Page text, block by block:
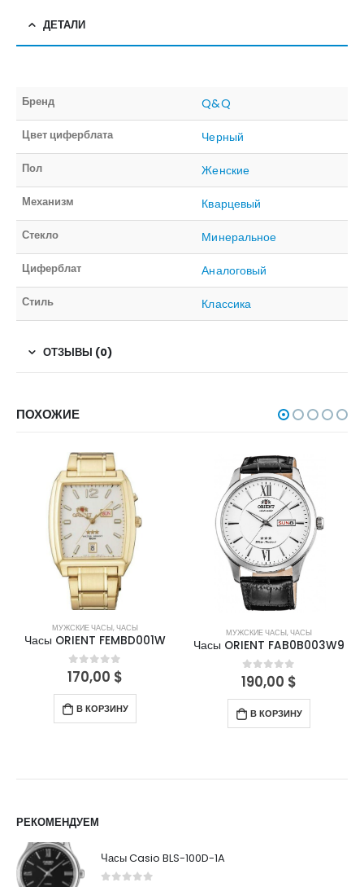
ДЕТАЛИ
Бренд Q&Q
Цвет циферблата Черный
Пол Женские
Механизм Кварцевый
Стекло Минеральное
Циферблат Аналоговый
Стиль Классика
ОТЗЫВЫ (0)
ПОХОЖИЕ
МУЖСКИЕ ЧАСЫ,ЧАСЫ
Часы ORIENT FEMBD001W
0out of 5
170,00 $
В КОРЗИНУ
МУЖСКИЕ ЧАСЫ,ЧАСЫ
Часы ORIENT FAB0B003W9
0out of 5
190,00 $
В КОРЗИНУ
РЕКОМЕНДУЕМ
Часы Casio BLS-100D-1A